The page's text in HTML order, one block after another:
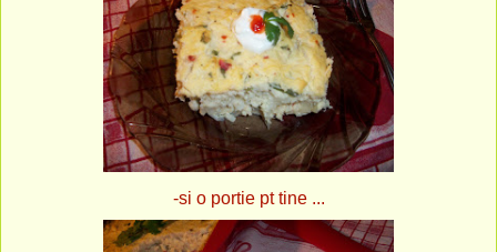
-si o portie pt tine ...